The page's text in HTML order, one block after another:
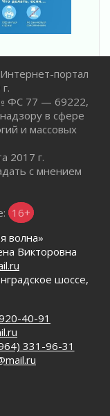
прошёл
портал
ФС 77 — 69222,
в сфере
и массовых
2017 г.
с мнением
16+
волна»
Викторовна
шоссе,
40-91
331-96-31